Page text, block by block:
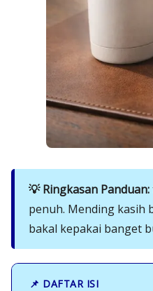
💡 Ringkasan Panduan:
penuh. Mending kasih
bakal kepakai banget
📌 DAFTAR ISI